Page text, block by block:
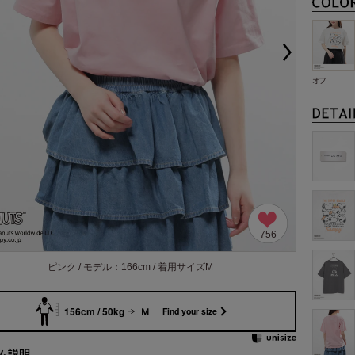
756
ピンク / モデル：166cm / 着用サイズM
156cm / 50kg Ｍ Find your size
オフ